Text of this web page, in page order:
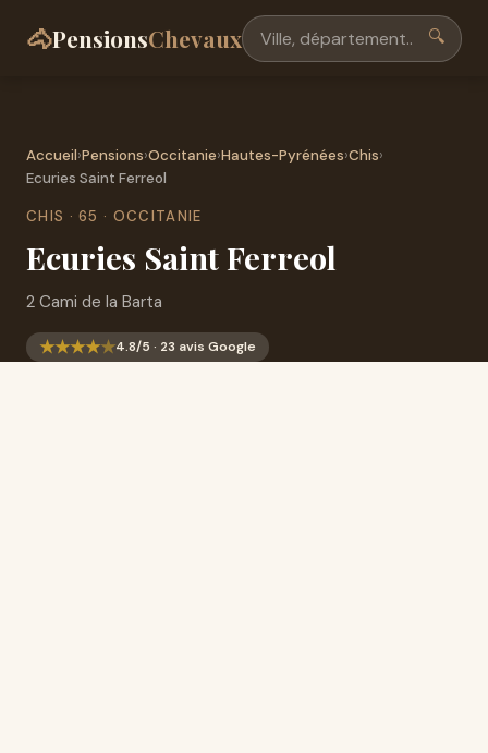
🐴PensionsChevaux 🔍
Accueil›Pensions›Occitanie›Hautes-Pyrénées›Chis›
Ecuries Saint Ferreol
CHIS · 65 · OCCITANIE
Ecuries Saint Ferreol
2 Cami de la Barta
★★★★★4.8/5 · 23 avis Google